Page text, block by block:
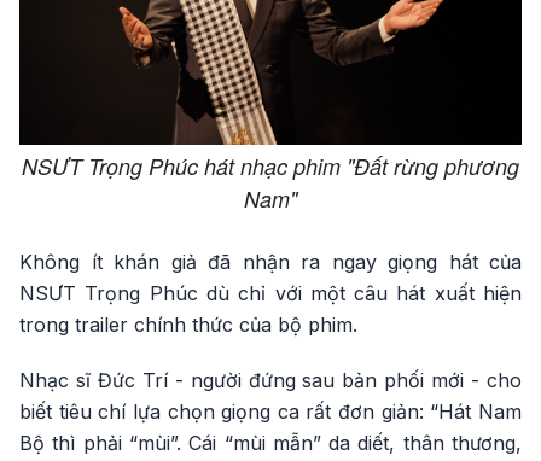
NSƯT Trọng Phúc hát nhạc phim "Đất rừng phương
Nam"
Không ít khán giả đã nhận ra ngay giọng hát của
NSƯT Trọng Phúc dù chỉ với một câu hát xuất hiện
trong trailer chính thức của bộ phim.
Nhạc sĩ Đức Trí - người đứng sau bản phối mới - cho
biết tiêu chí lựa chọn giọng ca rất đơn giản: “Hát Nam
Bộ thì phải “mùi”. Cái “mùi mẫn” da diết, thân thương,